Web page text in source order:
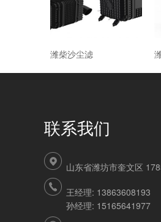
潍柴沙尘滤
联系我们
山东省潍坊市奎文区
王经理: 13863608193
孙经理: 15165641977